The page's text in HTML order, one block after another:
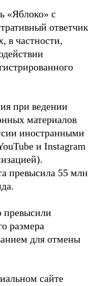
«Яблоко» с
ответчик
в частности,
при ведении
материалов
иностранными
и Instagram
превысила 55 млн
превысили
размера
для отмены
сайте